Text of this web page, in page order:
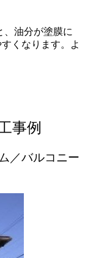
、油分が塗膜に
くなります。よ
事例
／バルコニー